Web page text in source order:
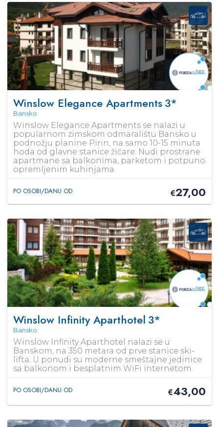
Winslow Elegance Apartments3*
Bansko
Winslow Elegance Apartments se nalazi u
popularnom zimskom odmaralištu Bansko u
podnožju planine Pirin, na samo 10-15 minuta
hoda od glavne stanice žičare. Nudi prostrane
apartmane sa balkonima, parketom i potpuno
opremljenim kuhinjama.
PO OSOBI/DANU OD €27,00
Winslow Infinity Aparthotel 3*
Bansko
Winslow Infinity Aparthotel nalazi se u
Banskom, na 350 metara od prve stanice ski-
lifta. U ponudi su moderne smeštajne jedinice
sa balkonom i besplatnim WiFi internetom.
PO OSOBI/DANU OD €43,00